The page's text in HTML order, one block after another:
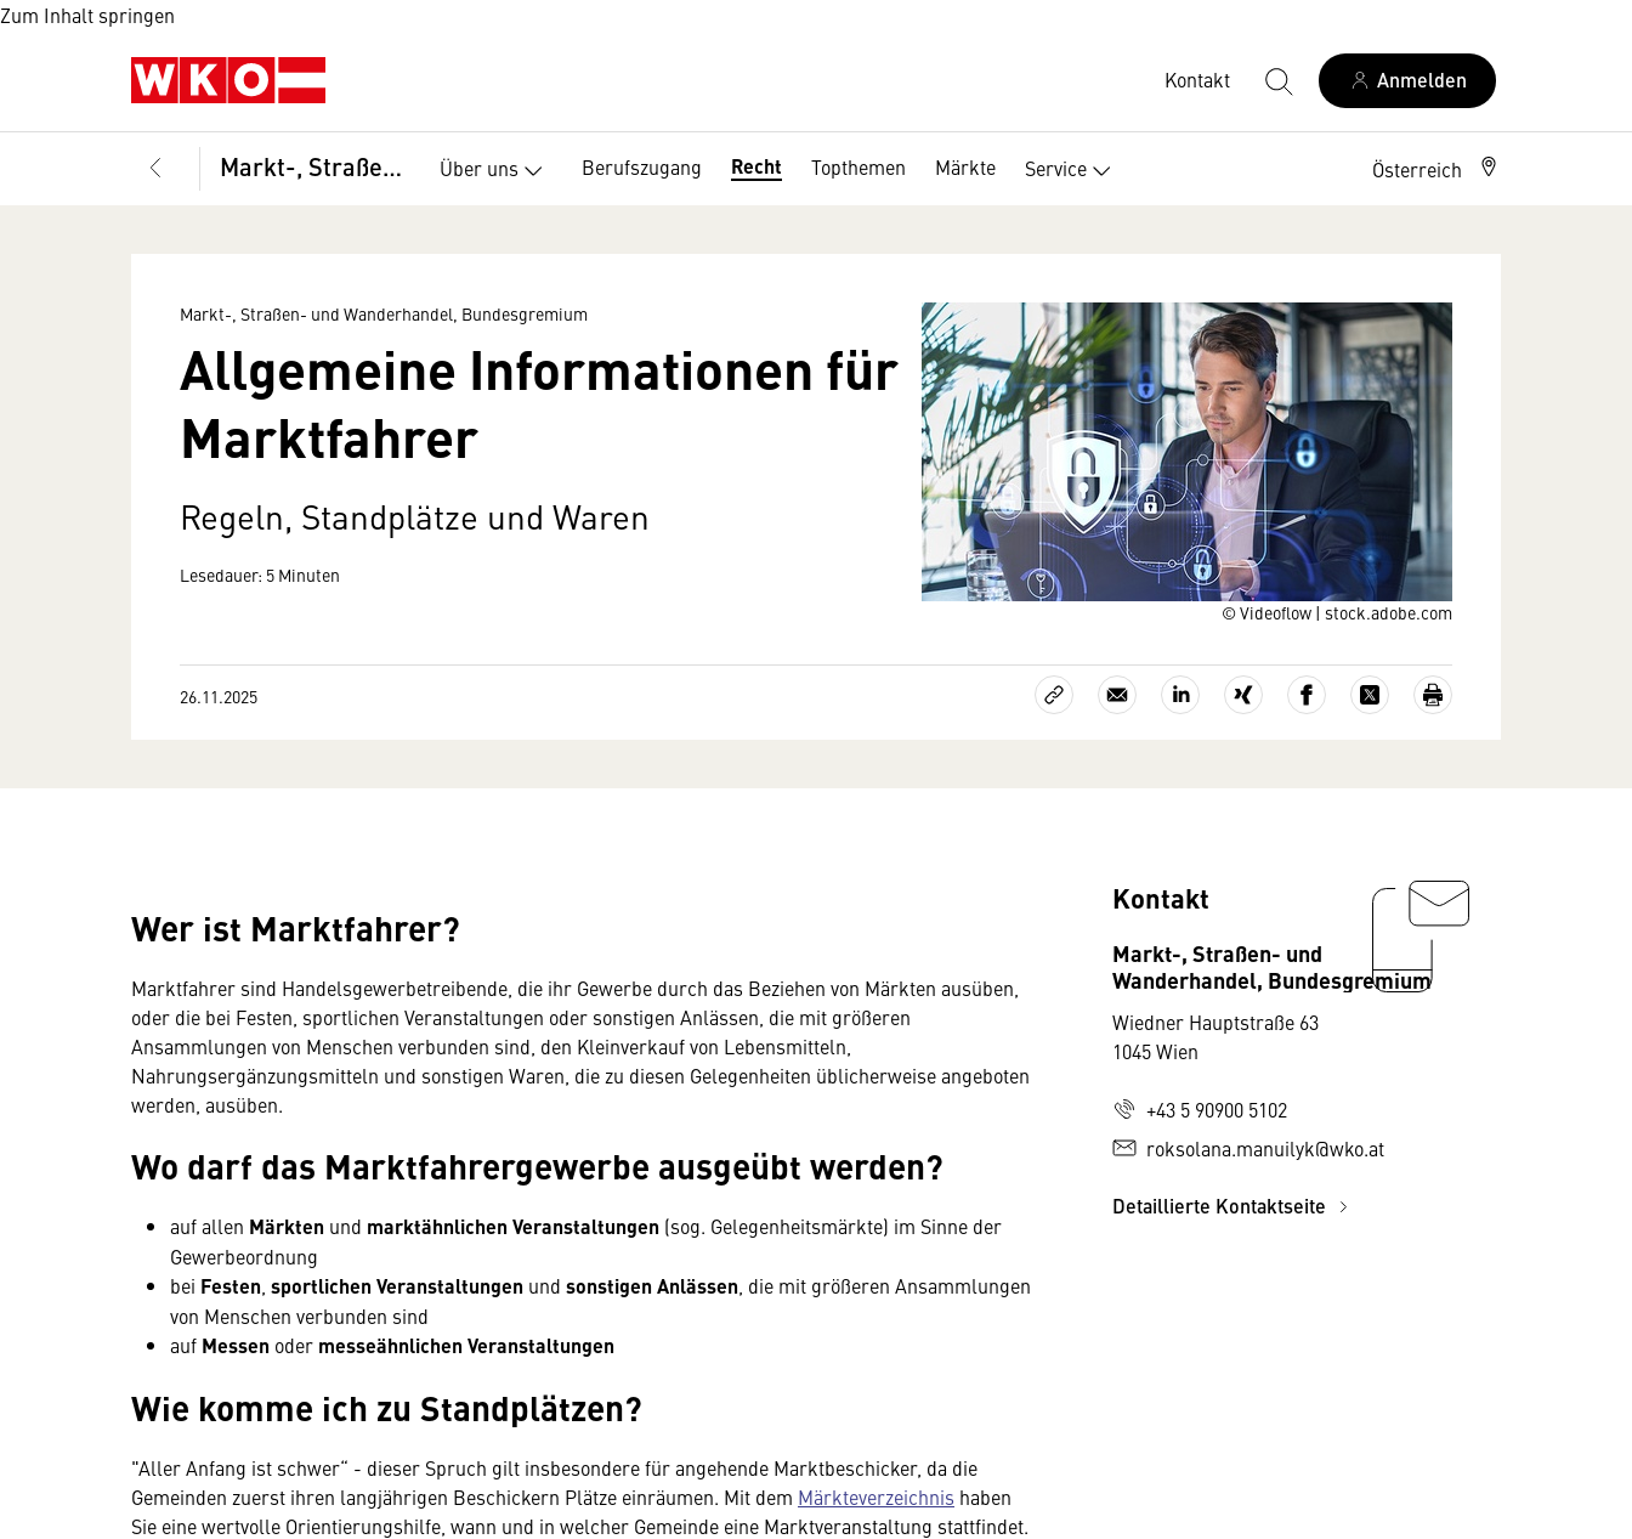
Zum Inhalt springen
Kontakt Anmelden
Markt-, Straßen- und Wanderhandel, Bundesgremium Über uns Berufszugang Recht Topthemen Märkte Service Österreich
© Videoflow | stock.adobe.com
Markt-, Straßen- und Wanderhandel, Bundesgremium
Allgemeine Informationen für
Marktfahrer
Regeln, Standplätze und Waren
Lesedauer: 5 Minuten
26.11.2025
Wer ist Marktfahrer?
Marktfahrer sind Handelsgewerbetreibende, die ihr Gewerbe durch das Beziehen von Märkten ausüben,
oder die bei Festen, sportlichen Veranstaltungen oder sonstigen Anlässen, die mit größeren
Ansammlungen von Menschen verbunden sind, den Kleinverkauf von Lebensmitteln,
Nahrungsergänzungsmitteln und sonstigen Waren, die zu diesen Gelegenheiten üblicherweise angeboten
werden, ausüben.
Wo darf das Marktfahrergewerbe ausgeübt werden?
auf allen Märkten und marktähnlichen Veranstaltungen (sog. Gelegenheitsmärkte) im Sinne der
Gewerbeordnung
bei Festen sportlichen Veranstaltungen und sonstigen Anlässen , die mit größeren Ansammlungen
von Menschen verbunden sind
auf Messen oder messeähnlichen Veranstaltungen
Wie komme ich zu Standplätzen?
"Aller Anfang ist schwer“ - dieser Spruch gilt insbesondere für angehende Marktbeschicker, da die
Gemeinden zuerst ihren langjährigen Beschickern Plätze einräumen. Mit dem Märkteverzeichnis haben
Sie eine wertvolle Orientierungshilfe, wann und in welcher Gemeinde eine Markt­veranstaltung stattfindet.
Kontakt
Markt-, Straßen- und
Wanderhandel, Bundesgremium
Wiedner Hauptstraße 63
1045 Wien
+43 5 90900 5102
roksolana.manuilyk@wko.at
Detaillierte Kontaktseite